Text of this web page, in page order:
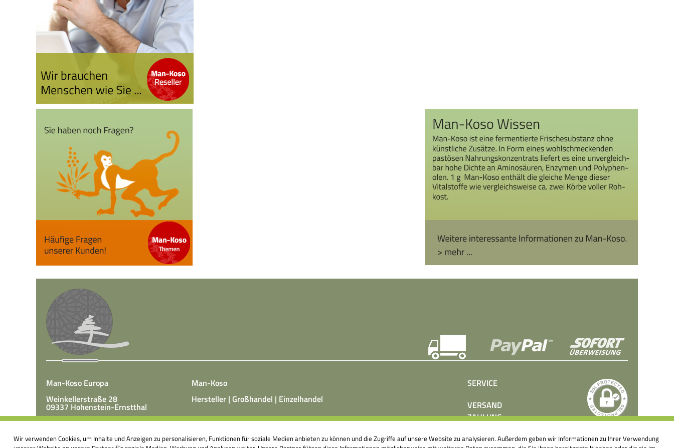
Man-Koso Europa
Weinkellerstraße 28
09337 Hohenstein-Ernstthal
Tel.: +49(0)3723 65 89 50
Man-Koso
Hersteller | Großhandel | Einzelhandel
unter Zusatz von Hefepilzen, Milchsäurebakterien in klimatisierten
SERVICE
VERSAND
ZAHLUNG
PRESSE
Wir verwenden Cookies, um Inhalte und Anzeigen zu personalisieren, Funktionen für soziale Medien anbieten zu können und die Zugriffe auf unsere Website zu analysieren. Außerdem geben wir Informationen zu Ihrer Verwendung